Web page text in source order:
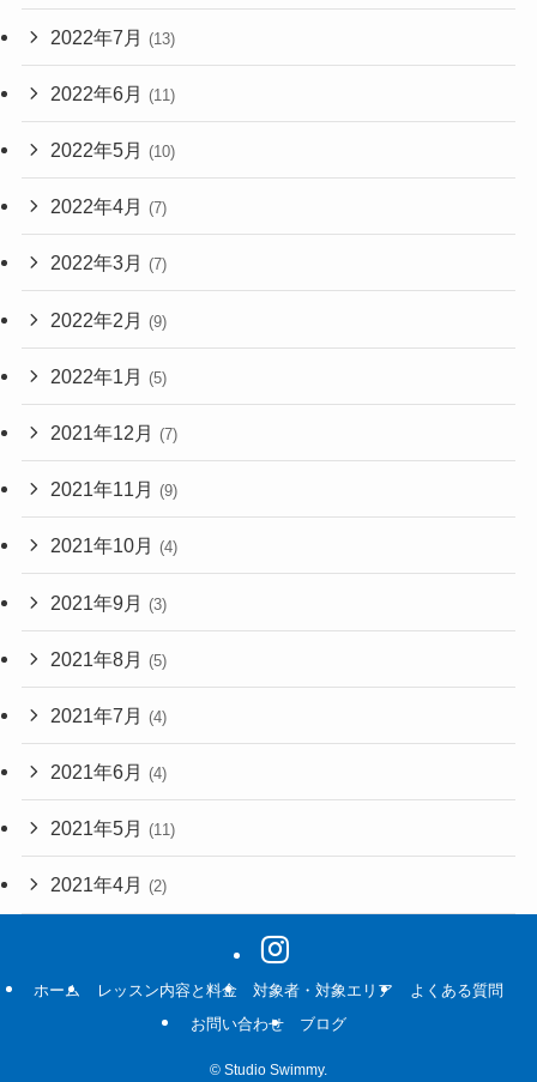
2022年7月 (13)
2022年6月 (11)
2022年5月 (10)
2022年4月 (7)
2022年3月 (7)
2022年2月 (9)
2022年1月 (5)
2021年12月 (7)
2021年11月 (9)
2021年10月 (4)
2021年9月 (3)
2021年8月 (5)
2021年7月 (4)
2021年6月 (4)
2021年5月 (11)
2021年4月 (2)
ホーム レッスン内容と料金 対象者・対象エリア
よくある質問
お問い合わせ
ブログ
© Studio Swimmy.